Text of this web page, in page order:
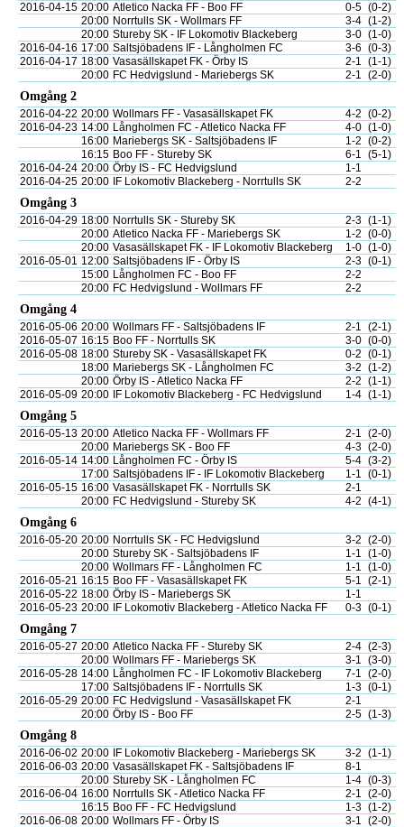
2016-04-15 20:00 Atletico Nacka FF - Boo FF 0-5 (0-2)
20:00 Norrtulls SK - Wollmars FF 3-4 (1-2)
20:00 Stureby SK - IF Lokomotiv Blackeberg 3-0 (1-0)
2016-04-16 17:00 Saltsjöbadens IF - Långholmen FC 3-6 (0-3)
2016-04-17 18:00 Vasasällskapet FK - Örby IS 2-1 (1-1)
20:00 FC Hedvigslund - Mariebergs SK 2-1 (2-0)
Omgång 2
2016-04-22 20:00 Wollmars FF - Vasasällskapet FK 4-2 (0-2)
2016-04-23 14:00 Långholmen FC - Atletico Nacka FF 4-0 (1-0)
16:00 Mariebergs SK - Saltsjöbadens IF 1-2 (0-2)
16:15 Boo FF - Stureby SK 6-1 (5-1)
2016-04-24 20:00 Örby IS - FC Hedvigslund
1-1
2016-04-25 20:00 IF Lokomotiv Blackeberg - Norrtulls SK 2-2
Omgång 3
2016-04-29 18:00 Norrtulls SK - Stureby SK 2-3 (1-1)
20:00 Atletico Nacka FF - Mariebergs SK 1-2 (0-0)
20:00 Vasasällskapet FK - IF Lokomotiv Blackeberg 1-0 (1-0)
2016-05-01 12:00 Saltsjöbadens IF - Örby IS 2-3 (0-1)
15:00 Långholmen FC - Boo FF
2-2
20:00 FC Hedvigslund - Wollmars FF 2-2
Omgång 4
2016-05-06 20:00 Wollmars FF - Saltsjöbadens IF 2-1 (2-1)
2016-05-07 16:15 Boo FF - Norrtulls SK 3-0 (0-0)
2016-05-08 18:00 Stureby SK - Vasasällskapet FK 0-2 (0-1)
18:00 Mariebergs SK - Långholmen FC 3-2 (1-2)
20:00 Örby IS - Atletico Nacka FF 2-2 (1-1)
2016-05-09 20:00 IF Lokomotiv Blackeberg - FC Hedvigslund 1-4 (1-1)
Omgång 5
2016-05-13 20:00 Atletico Nacka FF - Wollmars FF 2-1 (2-0)
20:00 Mariebergs SK - Boo FF 4-3 (2-0)
2016-05-14 14:00 Långholmen FC - Örby IS 5-4 (3-2)
17:00 Saltsjöbadens IF - IF Lokomotiv Blackeberg 1-1 (0-1)
2016-05-15 16:00 Vasasällskapet FK - Norrtulls SK
2-1
20:00 FC Hedvigslund - Stureby SK 4-2 (4-1)
Omgång 6
2016-05-20 20:00 Norrtulls SK - FC Hedvigslund 3-2 (2-0)
20:00 Stureby SK - Saltsjöbadens IF 1-1 (1-0)
20:00 Wollmars FF - Långholmen FC 1-1 (1-0)
2016-05-21 16:15 Boo FF - Vasasällskapet FK 5-1 (2-1)
2016-05-22 18:00 Örby IS - Mariebergs SK
1-1
2016-05-23 20:00 IF Lokomotiv Blackeberg - Atletico Nacka FF 0-3 (0-1)
Omgång 7
2016-05-27 20:00 Atletico Nacka FF - Stureby SK 2-4 (2-3)
20:00 Wollmars FF - Mariebergs SK 3-1 (3-0)
2016-05-28 14:00 Långholmen FC - IF Lokomotiv Blackeberg 7-1 (2-0)
17:00 Saltsjöbadens IF - Norrtulls SK 1-3 (0-1)
2016-05-29 20:00 FC Hedvigslund - Vasasällskapet FK
2-1
20:00 Örby IS - Boo FF 2-5 (1-3)
Omgång 8
2016-06-02 20:00 IF Lokomotiv Blackeberg - Mariebergs SK 3-2 (1-1)
2016-06-03 20:00 Vasasällskapet FK - Saltsjöbadens IF
8-1
20:00 Stureby SK - Långholmen FC 1-4 (0-3)
2016-06-04 16:00 Norrtulls SK - Atletico Nacka FF 2-1 (2-0)
16:15 Boo FF - FC Hedvigslund 1-3 (1-2)
2016-06-08 20:00 Wollmars FF - Örby IS 3-1 (2-0)